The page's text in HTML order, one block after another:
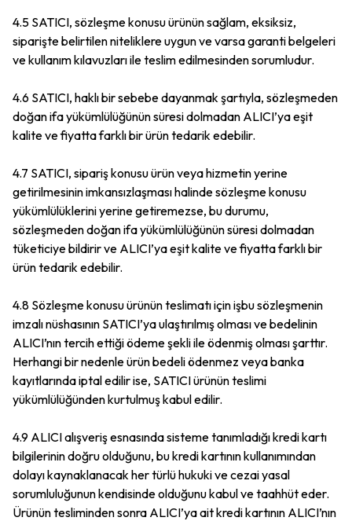
4.5 SATICI, sözleşme konusu ürünün sağlam, eksiksiz,
siparişte belirtilen niteliklere uygun ve varsa garanti belgeleri
ve kullanım kılavuzları ile teslim edilmesinden sorumludur.
4.6 SATICI, haklı bir sebebe dayanmak şartıyla, sözleşmeden
doğan ifa yükümlülüğünün süresi dolmadan ALICI’ya eşit
kalite ve fiyatta farklı bir ürün tedarik edebilir.
4.7 SATICI, sipariş konusu ürün veya hizmetin yerine
getirilmesinin imkansızlaşması halinde sözleşme konusu
yükümlülüklerini yerine getiremezse, bu durumu,
sözleşmeden doğan ifa yükümlülüğünün süresi dolmadan
tüketiciye bildirir ve ALICI’ya eşit kalite ve fiyatta farklı bir
ürün tedarik edebilir.
4.8 Sözleşme konusu ürünün teslimatı için işbu sözleşmenin
imzalı nüshasının SATICI’ya ulaştırılmış olması ve bedelinin
ALICI’nın tercih ettiği ödeme şekli ile ödenmiş olması şarttır.
Herhangi bir nedenle ürün bedeli ödenmez veya banka
kayıtlarında iptal edilir ise, SATICI ürünün teslimi
yükümlülüğünden kurtulmuş kabul edilir.
4.9 ALICI alışveriş esnasında sisteme tanımladığı kredi kartı
bilgilerinin doğru olduğunu, bu kredi kartının kullanımından
dolayı kaynaklanacak her türlü hukuki ve cezai yasal
sorumluluğunun kendisinde olduğunu kabul ve taahhüt eder.
Ürünün tesliminden sonra ALICI’ya ait kredi kartının ALICI’nın